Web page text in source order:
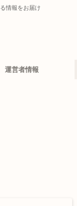
情報をお届け
運営者情報